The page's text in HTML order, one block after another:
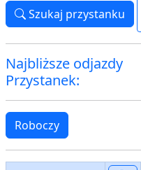
Szukaj przystanku
Najbliższe odjazdy
Przystanek:
Roboczy